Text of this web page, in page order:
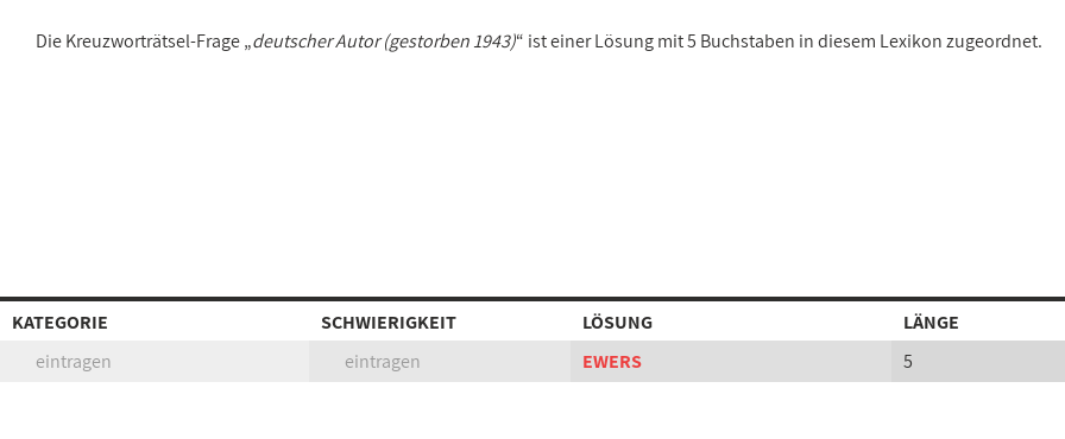
Die Kreuzworträtsel-Frage „deutscher Autor (gestorben 1943)“ ist einer Lösung mit 5 Buchstaben in diesem Lexikon zugeordnet.
KATEGORIE SCHWIERIGKEIT LÖSUNG
LÄNGE
eintragen
eintragen EWERS 5